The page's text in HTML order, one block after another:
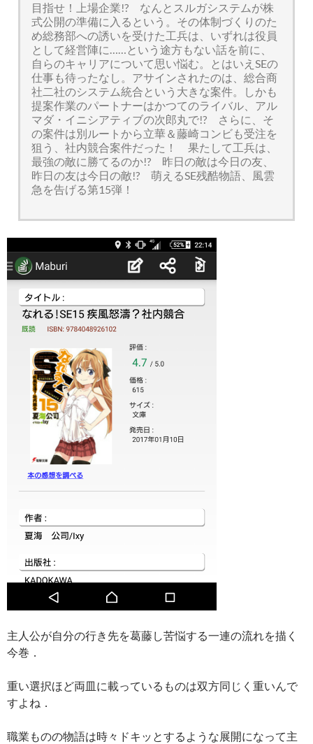
目指せ！上場企業!? なんとスルガシステムが株
式公開の準備に入るという。その体制づくりのた
め総務部への誘いを受けた工兵は、いずれは役員
として経営陣に……という途方もない話を前に、
自らのキャリアについて思い悩む。とはいえSEの
仕事も待ったなし。アサインされたのは、総合商
社二社のシステム統合という大きな案件。しかも
提案作業のパートナーはかつてのライバル、アル
マダ・イニシアティブの次郎丸で!? さらに、そ
の案件は別ルートから立華＆藤崎コンビも受注を
狙う、社内競合案件だった！ 果たして工兵は、
最強の敵に勝てるのか!? 昨日の敵は今日の友、
昨日の友は今日の敵!? 萌えるSE残酷物語、風雲
急を告げる第15弾！
主人公が自分の行き先を葛藤し苦悩する一連の流れを描く
今巻．
重い選択ほど両皿に載っているものは双方同じく重いんで
すよね．
職業ものの物語は時々ドキッとするような展開になって主